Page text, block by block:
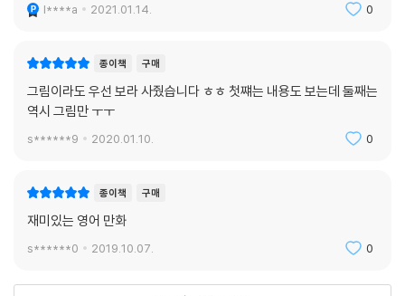
l****a 2021.01.14. 0
종이책 구매
그림이라도 우선 보라 사줬습니다 ㅎㅎ 첫쨰는 내용도 보는데 둘째는
역시 그림만 ㅜㅜ
s******9 2020.01.10. 0
종이책 구매
재미있는 영어 만화
s******0 2019.10.07. 0